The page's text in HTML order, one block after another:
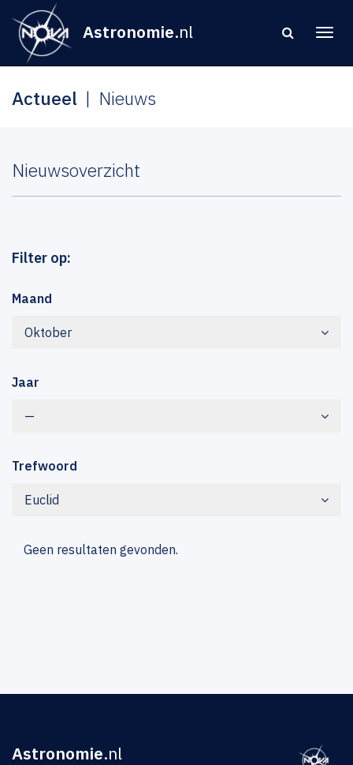
Astronomie.nl
Actueel Nieuws
Nieuwsoverzicht
Filter op:
Maand
Oktober
Jaar
—
Trefwoord
Euclid
Geen resultaten gevonden.
Astronomie.nl